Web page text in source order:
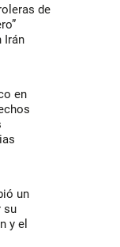
de
Irán
en
un
su
y el